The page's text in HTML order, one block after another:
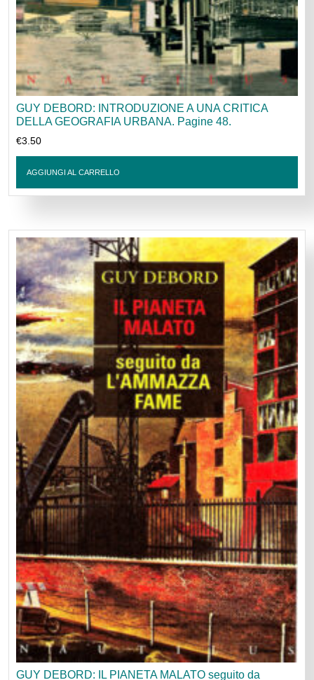
GUY DEBORD: INTRODUZIONE A UNA CRITICA
DELLA GEOGRAFIA URBANA. Pagine 48.
€3.50
AGGIUNGI AL CARRELLO
GUY DEBORD: IL PIANETA MALATO seguito da